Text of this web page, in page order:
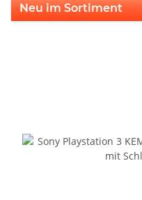
Neu im Sortiment